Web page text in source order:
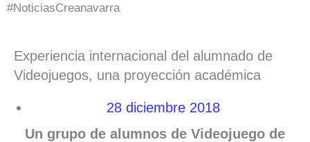
#NoticiasCreanavarra
Experiencia internacional del alumnado de
Videojuegos, una proyección académica
28 diciembre 2018
Un grupo de alumnos de Videojuego de